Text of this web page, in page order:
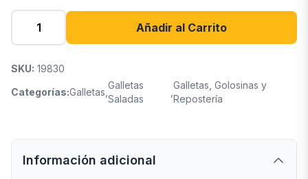
Añadir al Carrito
SKU: 19830
Categorías:Galletas
Galletas
Saladas
Galletas, Golosinas y
Repostería
Información adicional